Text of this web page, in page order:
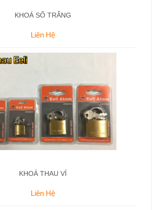
KHOÁ SỐ TRẮNG
Liên Hệ
KHOÁ THAU VỈ
Liên Hệ